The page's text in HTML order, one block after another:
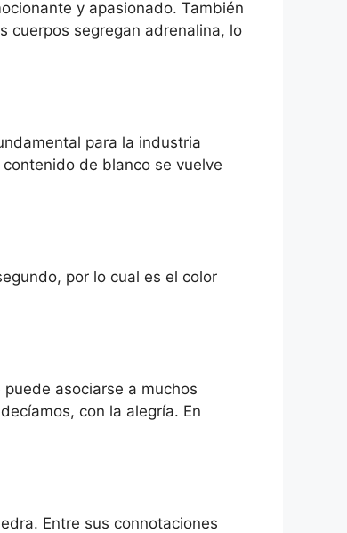
y apasionado. También
cuerpos segregan adrenalina, lo
para la industria
de blanco se vuelve
por lo cual es el color
asociarse a muchos
con la alegría. En
Entre sus connotaciones